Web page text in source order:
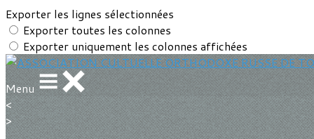
Exporter les lignes sélectionnées
Exporter toutes les colonnes
Exporter uniquement les colonnes affichées
Menu
<
>